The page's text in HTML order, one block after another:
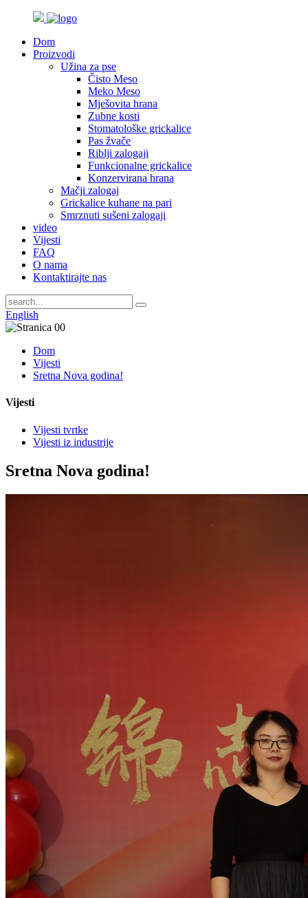
Dom
Proizvodi
Užina za pse
Čisto Meso
Meko Meso
Mješovita hrana
Zubne kosti
Stomatološke grickalice
Pas žvače
Riblji zalogaji
Funkcionalne grickalice
Konzervirana hrana
Mačji zalogaj
Grickalice kuhane na pari
Smrznuti sušeni zalogaji
video
Vijesti
FAQ
O nama
Kontaktirajte nas
English
Dom
Vijesti
Sretna Nova godina!
Vijesti
Vijesti tvrtke
Vijesti iz industrije
Sretna Nova godina!